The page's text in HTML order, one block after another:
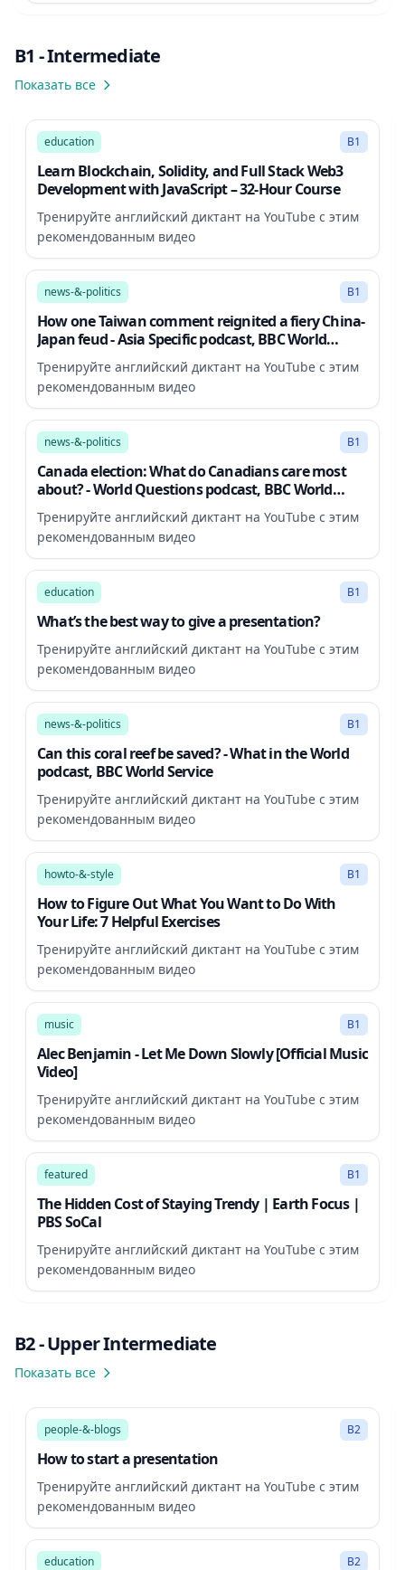
B1 - Intermediate
Показать все
education B1
Learn Blockchain, Solidity, and Full Stack Web3
Development with JavaScript – 32-Hour Course
Тренируйте английский диктант на YouTube с этим
рекомендованным видео
20:37
news-&-politics B1
How one Taiwan comment reignited a fiery China-
Japan feud - Asia Specific podcast, BBC World
Тренируйте английский диктант на YouTube с этим
рекомендованным видео
27:48
news-&-politics B1
Canada election: What do Canadians care most
about? - World Questions podcast, BBC World
Тренируйте английский диктант на YouTube с этим
рекомендованным видео
8:07
education B1
What’s the best way to give a presentation?
Тренируйте английский диктант на YouTube с этим
рекомендованным видео
10:44
news-&-politics B1
Can this coral reef be saved? - What in the World
podcast, BBC World Service
Тренируйте английский диктант на YouTube с этим
рекомендованным видео
17:25
howto-&-style B1
How to Figure Out What You Want to Do With
Your Life: 7 Helpful Exercises
Тренируйте английский диктант на YouTube с этим
рекомендованным видео
2:57
music B1
Alec Benjamin - Let Me Down Slowly [Official Music
Video]
Тренируйте английский диктант на YouTube с этим
рекомендованным видео
24:42
featured B1
The Hidden Cost of Staying Trendy | Earth Focus |
PBS SoCal
Тренируйте английский диктант на YouTube с этим
рекомендованным видео
B2 - Upper Intermediate
Показать все
people-&-blogs B2
How to start a presentation
Тренируйте английский диктант на YouTube с этим
рекомендованным видео
10:09
education B2